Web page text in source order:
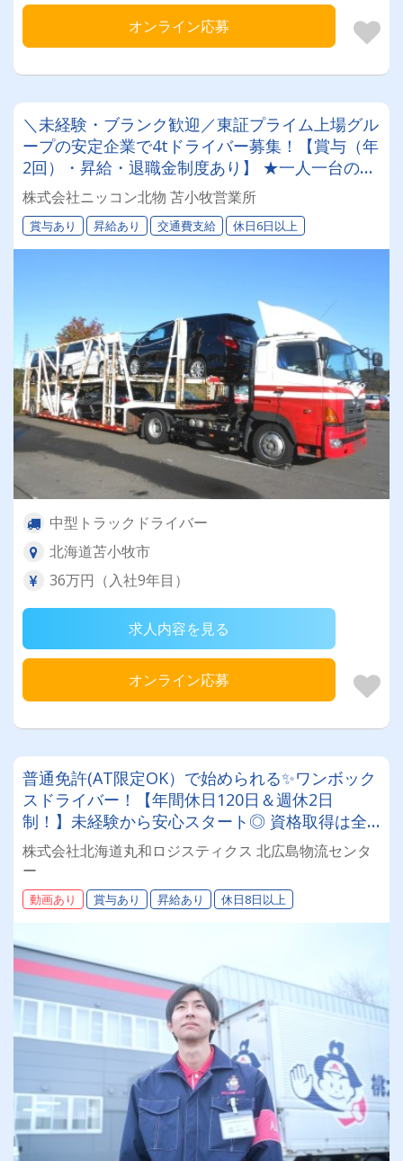
オンライン応募
＼未経験・ブランク歓迎／東証プライム上場グル
ープの安定企業で4tドライバー募集！【賞与（年
2回）・昇給・退職金制度あり】 ★一人一台の専
属車両★無事故等で月給17,000円UPのチャンス
◎★資格取得支援制度★希望休＆育休実績あり！
女性ドライバーも活躍中の働きやすい職場です♪
株式会社ニッコン北物 苫小牧営業所
賞与あり 昇給あり 交通費支給 休日6日以上
中型トラックドライバー
北海道苫小牧市
36万円（入社9年目）
求人内容を見る
オンライン応募
普通免許(AT限定OK）で始められる✨ワンボック
スドライバー！【年間休日120日＆週休2日
制！】未経験から安心スタート◎ 資格取得は全
額会社負担！安定基盤で働くドライバー募集！
年齢・性別問わず活躍できるお仕事です✨
株式会社北海道丸和ロジスティクス 北広島物流センタ
ー
動画あり 賞与あり 昇給あり 休日8日以上